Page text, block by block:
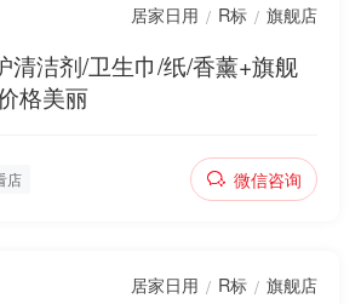
居家日用 / R标 / 旗舰店
清洁剂/卫生巾/纸/香薰+旗舰
格美丽
店 微信咨询
居家日用 / R标 / 旗舰店